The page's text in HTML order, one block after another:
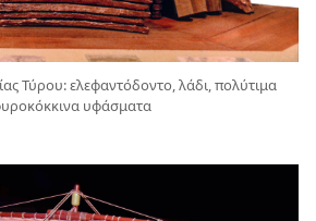
Τύρου: ελεφαντόδοντο, λάδι, πολύτιμα
υφάσματα